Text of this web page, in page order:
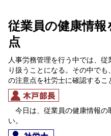
従業員の健康情
点
人事労務管理を行う中では、
り扱うことになる。その中で
の注意点を社労士に確認するこ
今日は、従業員の健康情報の
い。